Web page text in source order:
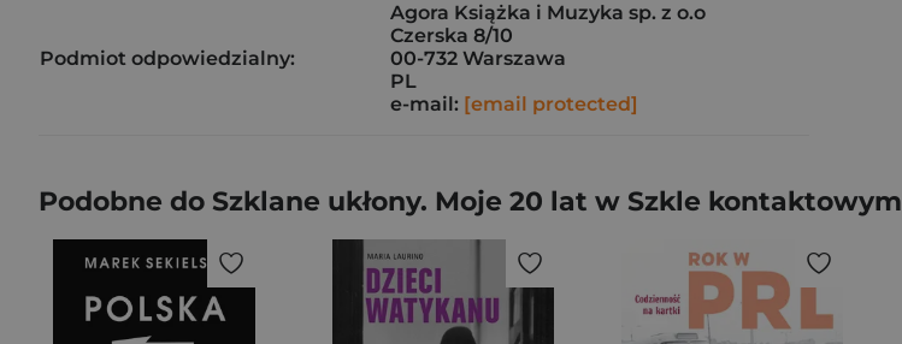
Podmiot odpowiedzialny:
Agora Książka i Muzyka sp. z o.o
Czerska 8/10
00-732 Warszawa
PL
e-mail: [email protected]
Podobne do Szklane ukłony. Moje 20 lat w Szkle kontaktowym